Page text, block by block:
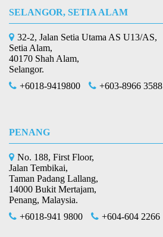
SELANGOR, SETIA ALAM
32-2, Jalan Setia Utama AS U13/AS,
Setia Alam,
40170 Shah Alam,
Selangor.
+6018-9419800
+603-8966 3588
PENANG
No. 188, First Floor,
Jalan Tembikai,
Taman Padang Lallang,
14000 Bukit Mertajam,
Penang, Malaysia.
+6018-941 9800
+604-604 2266